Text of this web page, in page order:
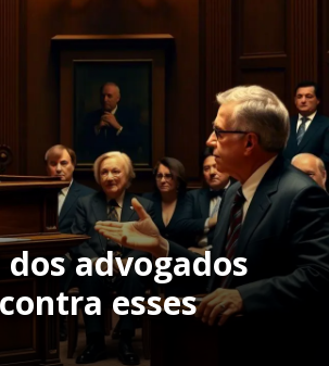
advogados
esses